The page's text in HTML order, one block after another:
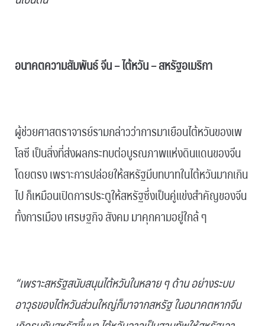
อนาคตความสัมพันธ์ จีน – ไต้หวัน – สหรัฐอเมริกา
ผู้ช่วยศาสตราจารย์รามกล่าวว่าการมาเยือนไต้หวันของเพ
โลซี เป็นสิ่งที่ส่งผลกระทบต่อบูรณภาพแห่งดินแดนของจีน
โดยตรง เพราะการปล่อยให้สหรัฐมีบทบาทในไต้หวันมากเกิน
ไป ก็เหมือนเปิดการประตูให้สหรัฐซึ่งเป็นคู่แข่งสำคัญของจีน
ทั้งการเมือง เศรษฐกิจ สังคม มาคุกคามอยู่ใกล้ ๆ
“เพราะสหรัฐสนับสนุนไต้หวันในหลาย ๆ ด้าน อย่างระบบ
อาวุธของไต้หวันส่วนใหญ่ก็มาจากสหรัฐ ในอนาคตหากจีน